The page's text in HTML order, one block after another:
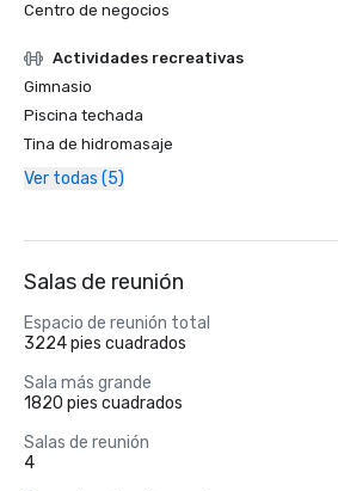
Centro de negocios
Actividades recreativas
Gimnasio
Piscina techada
Tina de hidromasaje
Ver todas (5)
Salas de reunión
Espacio de reunión total
3224 pies cuadrados
Sala más grande
1820 pies cuadrados
Salas de reunión
4